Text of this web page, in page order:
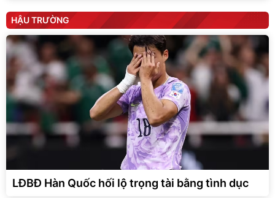
HẬU TRƯỜNG
LĐBĐ Hàn Quốc hối lộ trọng tài bằng tình dục